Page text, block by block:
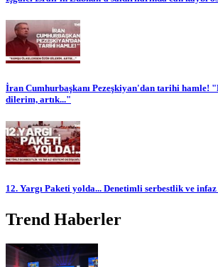
İran Cumhurbaşkanı Pezeşkiyan'dan tarihi hamle!
dilerim, artık..."
12. Yargı Paketi yolda... Denetimli serbestlik ve
Trend Haberler